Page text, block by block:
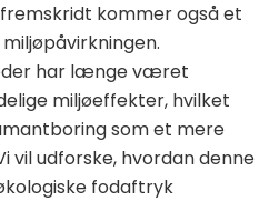
kommer også et
har længe været
miljøeffekter, hvilket
som et mere
vil udforske, hvordan denne
fodaftryk